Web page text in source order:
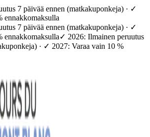
7 päivää ennen (matkakuponkeja) · ✓
ennakkomaksulla
7 päivää ennen (matkakuponkeja) · ✓
ennakkomaksulla✓ 2026: Ilmainen peruutus
· ✓ 2027: Varaa vain 10 %